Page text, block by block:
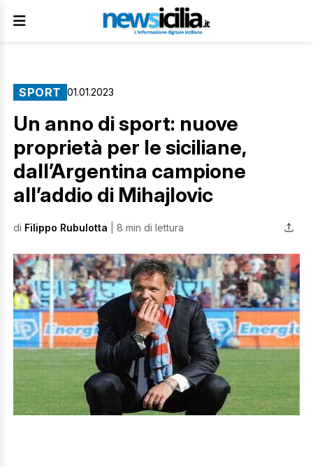
SPORT 01.01.2023
Un anno di sport: nuove
proprietà per le siciliane,
dall’Argentina campione
all’addio di Mihajlovic
di Filippo Rubulotta | 8 min di lettura